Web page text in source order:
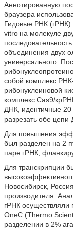
Аннотированную
браузера
Гидовые РНК (гРНК)
vitro на молекуле
объединения двух
универсального.
собой комплекс
рибонуклеиновой
комплекс Саs9/
ДНК, идентичные 20
разрезать обе цепи
Для повышения
был разделен на 2
паре гРНК,
Для транскрипции
Новосибирск,
производителя.
гРНК
OneC (Thermo
разделении в 2%